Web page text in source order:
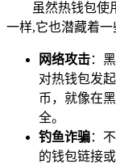
虽然热钱包使
一样,它也潜藏着一
网络攻击：
对热钱包发
币，就像在
全。
钓鱼诈骗：
的钱包链接